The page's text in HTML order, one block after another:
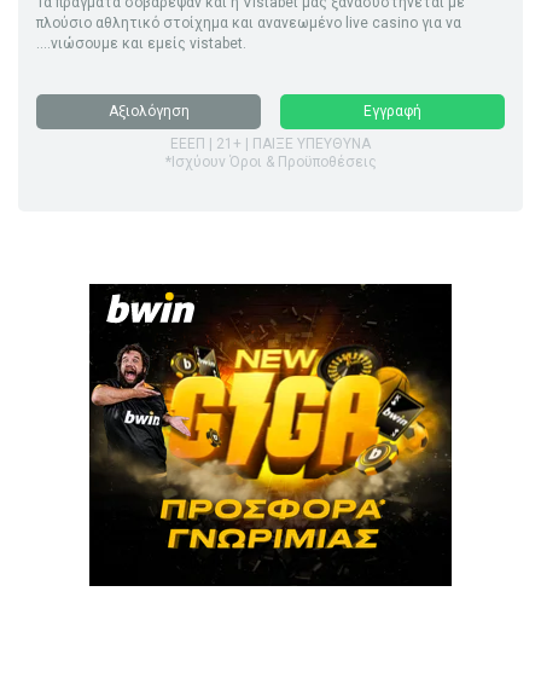
πλούσιο αθλητικό στοίχημα και ανανεωμένο live casino για να
....νιώσουμε και εμείς vistabet.
Αξιολόγηση
Εγγραφή
ΕΕΕΠ | 21+ | ΠΑΙΞΕ ΥΠΕΥΘΥΝΑ
*Ισχύουν Όροι & Προϋποθέσεις